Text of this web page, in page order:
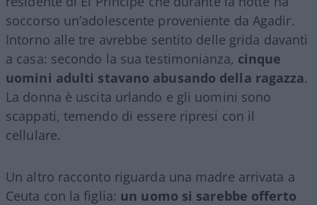
soccorso un’adolescente proveniente da Agadir.
Intorno alle tre avrebbe sentito delle grida davanti
a casa: secondo la sua testimonianza, cinque
uomini adulti stavano abusando della ragazza.
La donna è uscita urlando e gli uomini sono
scappati, temendo di essere ripresi con il
cellulare.
Un altro racconto riguarda una madre arrivata a
Ceuta con la figlia: un uomo si sarebbe offerto